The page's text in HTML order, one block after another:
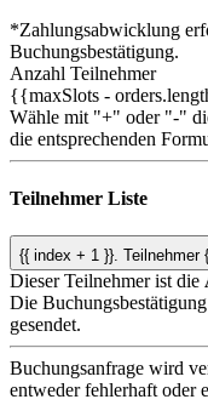
*Zahlungsabwicklung
Buchungsbestätigung.
Anzahl Teilnehmer
{{maxSlots -
Wähle mit "+" oder "-"
die entsprechenden
Teilnehmer Liste
{{ index + 1 }}. Teilnehmer
Dieser Teilnehmer ist die
Die
gesendet.
Buchungsanfrage wird
entweder fehlerhaft oder